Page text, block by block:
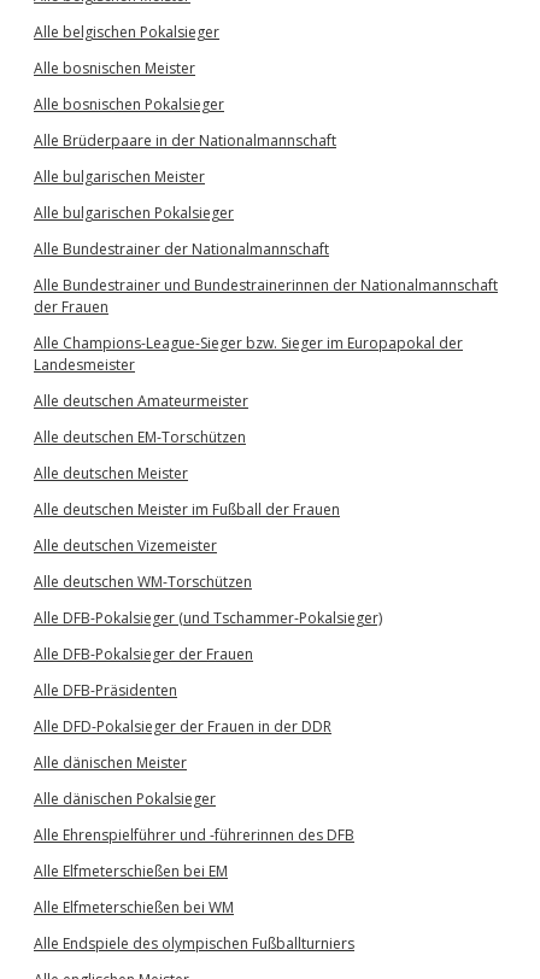
Alle belgischen Pokalsieger
Alle bosnischen Meister
Alle bosnischen Pokalsieger
Alle Brüderpaare in der Nationalmannschaft
Alle bulgarischen Meister
Alle bulgarischen Pokalsieger
Alle Bundestrainer der Nationalmannschaft
Alle Bundestrainer und Bundestrainerinnen der Nationalmannschaft
der Frauen
Alle Champions-League-Sieger bzw. Sieger im Europapokal der
Landesmeister
Alle deutschen Amateurmeister
Alle deutschen EM-Torschützen
Alle deutschen Meister
Alle deutschen Meister im Fußball der Frauen
Alle deutschen Vizemeister
Alle deutschen WM-Torschützen
Alle DFB-Pokalsieger (und Tschammer-Pokalsieger)
Alle DFB-Pokalsieger der Frauen
Alle DFB-Präsidenten
Alle DFD-Pokalsieger der Frauen in der DDR
Alle dänischen Meister
Alle dänischen Pokalsieger
Alle Ehrenspielführer und -führerinnen des DFB
Alle Elfmeterschießen bei EM
Alle Elfmeterschießen bei WM
Alle Endspiele des olympischen Fußballturniers